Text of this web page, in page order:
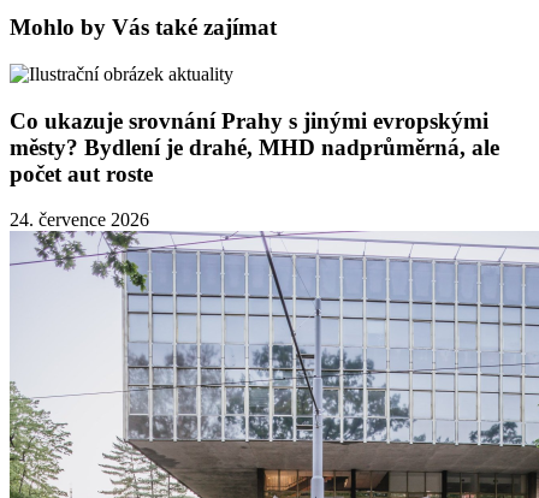
Mohlo by Vás také zajímat
Co ukazuje srovnání Prahy s jinými evropskými
městy? Bydlení je drahé, MHD nadprůměrná, ale
počet aut roste
24. července 2026